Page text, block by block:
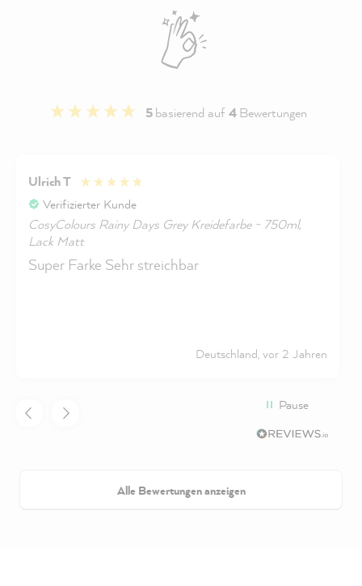
5basierend auf4Bewertungen
Ulrich T
Verifizierter Kunde
CosyColours Rainy Days Grey Kreidefarbe - 750ml,
Lack Matt
Super Farke Sehr streichbar
Deutschland, vor 2 Jahren
Pause
Alle Bewertungen anzeigen